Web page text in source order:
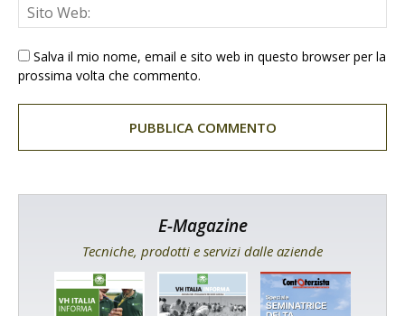
Salva il mio nome, email e sito web in questo browser per la
prossima volta che commento.
E-Magazine
Tecniche, prodotti e servizi dalle aziende